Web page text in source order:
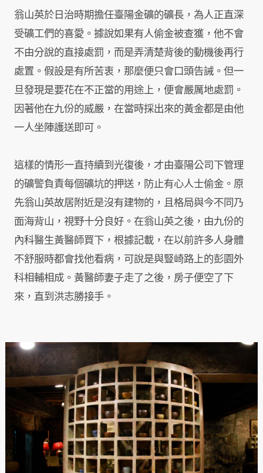
翁山英於日治時期擔任臺陽金礦的礦長，為人正直深
受礦工們的喜愛。據說如果有人偷金被查獲，他不會
不由分說的直接處罰，而是弄清楚背後的動機後再行
處置。假設是有所苦衷，那麼便只會口頭告誡。但一
旦發現是要花在不正當的用途上，便會嚴厲地處罰。
因著他在九份的威嚴，在當時採出來的黃金都是由他
一人坐陣護送即可。
這樣的情形一直持續到光復後，才由臺陽公司下管理
的礦警負責每個礦坑的押送，防止有心人士偷金。原
先翁山英故居附近是沒有建物的，且格局與今不同乃
面海背山，視野十分良好。在翁山英之後，由九份的
內科醫生黃醫師買下，根據記載，在以前許多人身體
不舒服時都會找他看病，可說是與豎崎路上的彭園外
科相輔相成。黃醫師妻子走了之後，房子便空了下
來，直到洪志勝接手。